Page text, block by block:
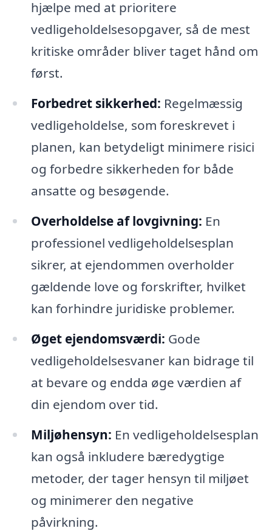
hjælpe med at prioritere
vedligeholdelsesopgaver, så de mest
kritiske områder bliver taget hånd om
først.
Forbedret sikkerhed: Regelmæssig
vedligeholdelse, som foreskrevet i
planen, kan betydeligt minimere risici
og forbedre sikkerheden for både
ansatte og besøgende.
Overholdelse af lovgivning: En
professionel vedligeholdelsesplan
sikrer, at ejendommen overholder
gældende love og forskrifter, hvilket
kan forhindre juridiske problemer.
Øget ejendomsværdi: Gode
vedligeholdelsesvaner kan bidrage til
at bevare og endda øge værdien af
din ejendom over tid.
Miljøhensyn: En vedligeholdelsesplan
kan også inkludere bæredygtige
metoder, der tager hensyn til miljøet
og minimerer den negative
påvirkning.